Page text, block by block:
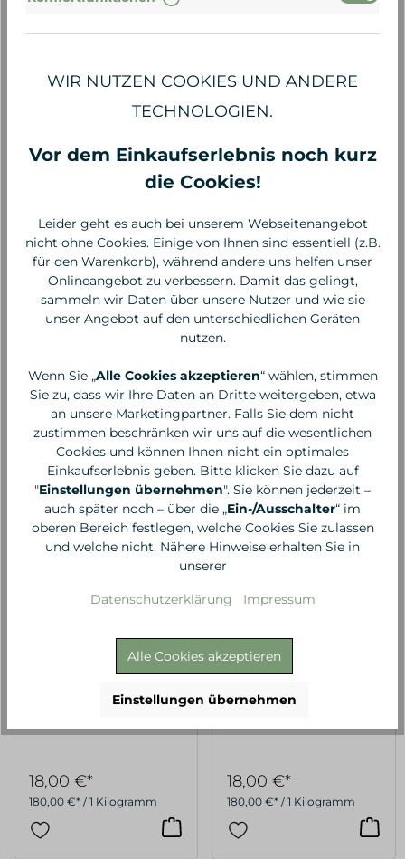
LIMA
Duftkerze Green Tea,
18,90 €*
LIMA
Duftkerze Lily & Rose,
157,50 €* / 1 Liter
18,90 €*
180,00 €* / 1 Kilogramm
18,00 €*
LIMA
180,00 €* / 1 Kilogramm
18,00 €*
WIR NUTZEN COOKIES UND ANDERE
TECHNOLOGIEN.
Vor dem Einkaufserlebnis noch kurz
die Cookies!
Leider geht es auch bei unserem Webseitenangebot
nicht ohne Cookies. Einige von Ihnen sind essentiell (z.B.
für den Warenkorb), während andere uns helfen unser
Onlineangebot zu verbessern. Damit das gelingt,
sammeln wir Daten über unsere Nutzer und wie sie
unser Angebot auf den unterschiedlichen Geräten
nutzen.
Wenn Sie „Alle Cookies akzeptieren“ wählen, stimmen
Sie zu, dass wir Ihre Daten an Dritte weitergeben, etwa
an unsere Marketingpartner. Falls Sie dem nicht
zustimmen beschränken wir uns auf die wesentlichen
Cookies und können Ihnen nicht ein optimales
Einkaufserlebnis geben. Bitte klicken Sie dazu auf
"Einstellungen übernehmen". Sie können jederzeit –
auch später noch – über die „Ein-/Ausschalter“ im
oberen Bereich festlegen, welche Cookies Sie zulassen
und welche nicht. Nähere Hinweise erhalten Sie in
unserer
Datenschutzerklärung Impressum
Alle Cookies akzeptieren
Einstellungen übernehmen